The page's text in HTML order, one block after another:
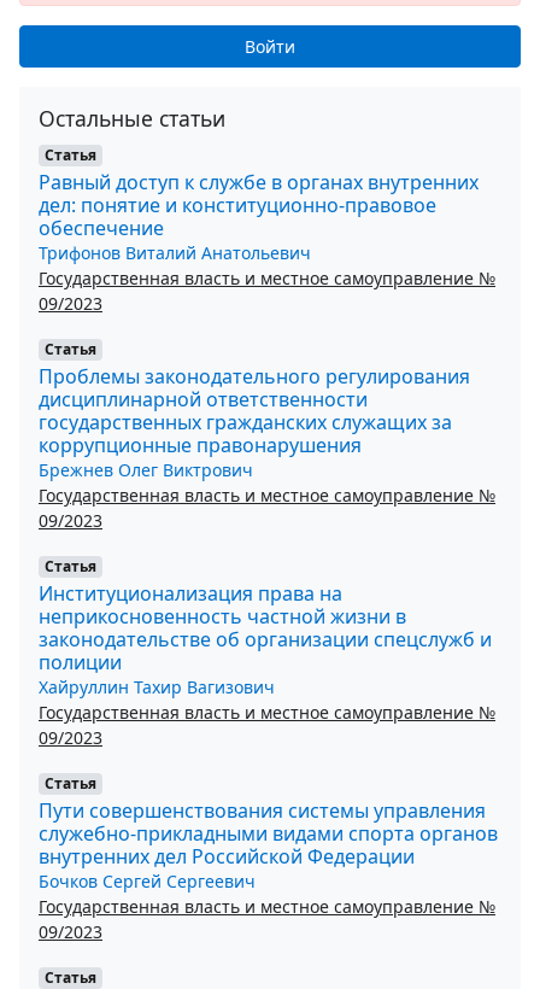
Войти
Остальные статьи
Статья
Равный доступ к службе в органах внутренних
дел: понятие и конституционно-правовое
обеспечение
Трифонов Виталий Анатольевич
Государственная власть и местное самоуправление №
09/2023
Статья
Проблемы законодательного регулирования
дисциплинарной ответственности
государственных гражданских служащих за
коррупционные правонарушения
Брежнев Олег Виктрович
Государственная власть и местное самоуправление №
09/2023
Статья
Институционализация права на
неприкосновенность частной жизни в
законодательстве об организации спецслужб и
полиции
Хайруллин Тахир Вагизович
Государственная власть и местное самоуправление №
09/2023
Статья
Пути совершенствования системы управления
служебно-прикладными видами спорта органов
внутренних дел Российской Федерации
Бочков Сергей Сергеевич
Государственная власть и местное самоуправление №
09/2023
Статья